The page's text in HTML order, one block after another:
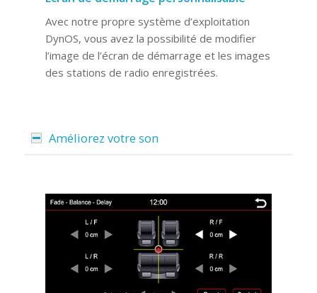
Avec notre propre système d’exploitation
DynOS, vous avez la possibilité de modifier
l’image de l’écran de démarrage et les images
des stations de radio enregistrées.
Améliorez votre son